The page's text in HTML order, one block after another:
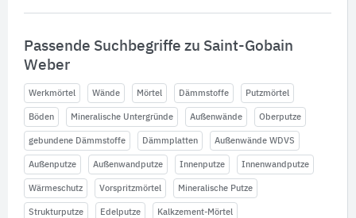
Passende Suchbegriffe zu Saint-Gobain
Weber
Werkmörtel Wände Mörtel Dämmstoffe Putzmörtel
Böden Mineralische Untergründe Außenwände Oberputze
gebundene Dämmstoffe Dämmplatten Außenwände WDVS
Außenputze Außenwandputze Innenputze Innenwandputze
Wärmeschutz Vorspritzmörtel Mineralische Putze
Strukturputze Edelputze Kalkzement-Mörtel